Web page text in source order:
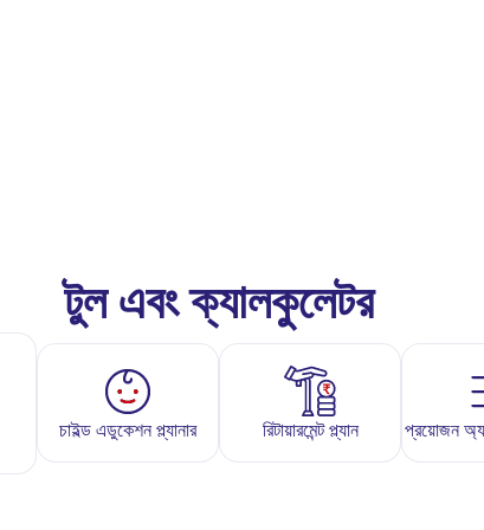
টুল এবং ক্যালকুলেটর
চাইল্ড এডুকেশন প্ল্যানার রিটায়ারমেন্ট প্ল্যান প্রয়োজন